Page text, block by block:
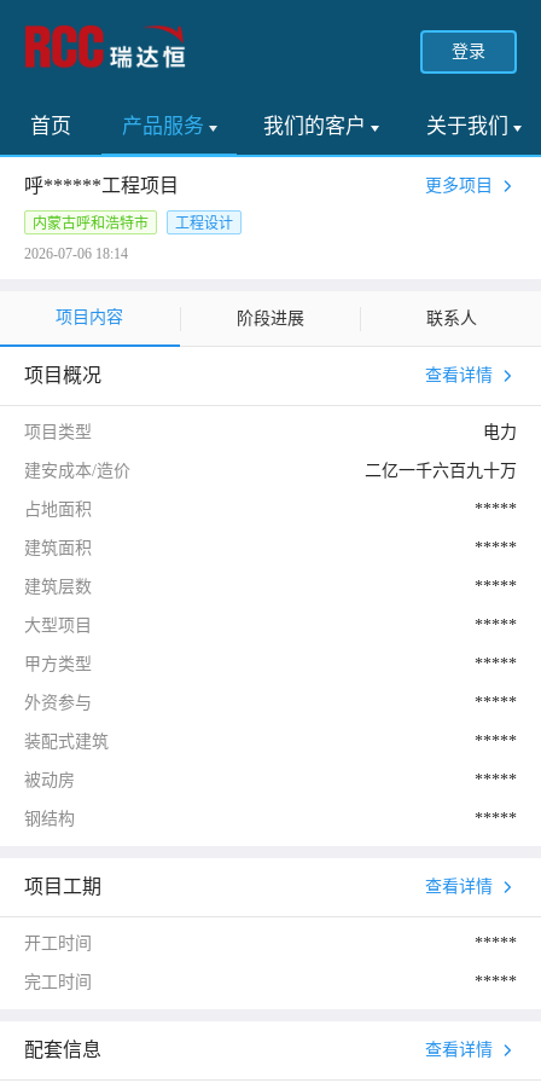
登录
首页 产品服务 我们的客户 关于我们
呼******工程项目 更多项目
内蒙古呼和浩特市
工程设计
2026-07-06 18:14
项目内容 阶段进展 联系人
项目概况 查看详情
项目类型 电力
建安成本/造价 二亿一千六百九十万
占地面积 *****
建筑面积 *****
建筑层数 *****
大型项目 *****
甲方类型 *****
外资参与 *****
装配式建筑 *****
被动房 *****
钢结构 *****
项目工期 查看详情
开工时间 *****
完工时间 *****
配套信息 查看详情